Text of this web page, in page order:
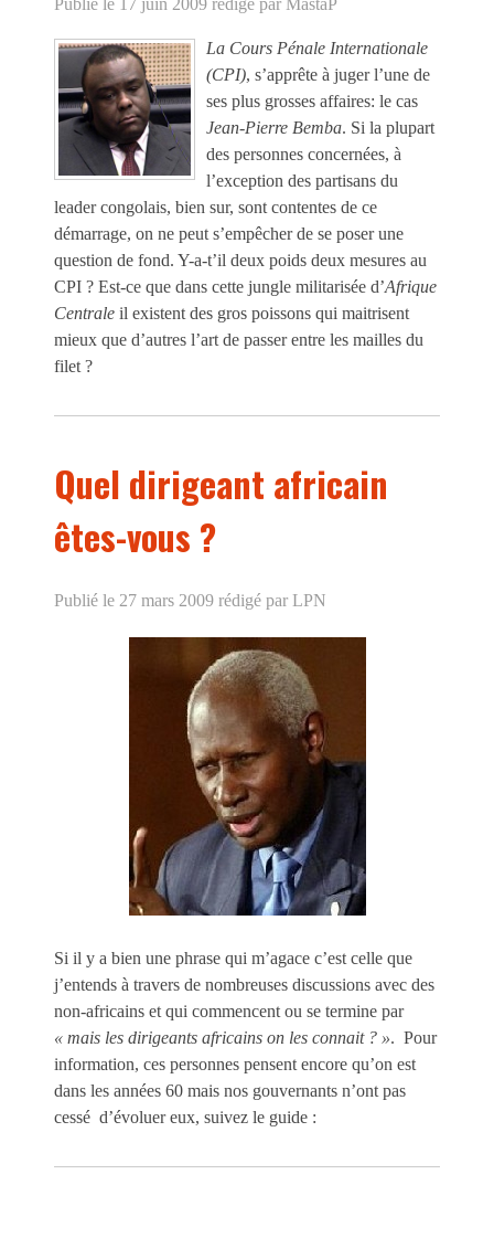
La Cours Pénale Internationale
(CPI), s’apprête à juger l’une de
ses plus grosses affaires: le cas
Jean-Pierre Bemba. Si la plupart
des personnes concernées, à
l’exception des partisans du
leader congolais, bien sur, sont contentes de ce
démarrage, on ne peut s’empêcher de se poser une
question de fond. Y-a-t’il deux poids deux mesures au
CPI ? Est-ce que dans cette jungle militarisée d’Afrique
Centrale il existent des gros poissons qui maitrisent
mieux que d’autres l’art de passer entre les mailles du
filet ?
Quel dirigeant africain
êtes-vous ?
Publié le 27 mars 2009 rédigé par LPN
Si il y a bien une phrase qui m’agace c’est celle que
j’entends à travers de nombreuses discussions avec des
non-africains et qui commencent ou se termine par
« mais les dirigeants africains on les connait ? ». Pour
information, ces personnes pensent encore qu’on est
dans les années 60 mais nos gouvernants n’ont pas
cessé d’évoluer eux, suivez le guide :